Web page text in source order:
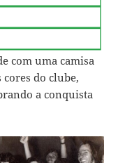
com uma camisa
do clube,
a conquista